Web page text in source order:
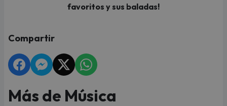
favoritos y sus baladas!
Compartir
Más de Música